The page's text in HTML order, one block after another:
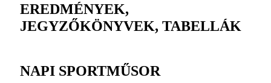
EREDMÉNYEK,
JEGYZŐKÖNYVEK, TABELLÁK
NAPI SPORTMŰSOR